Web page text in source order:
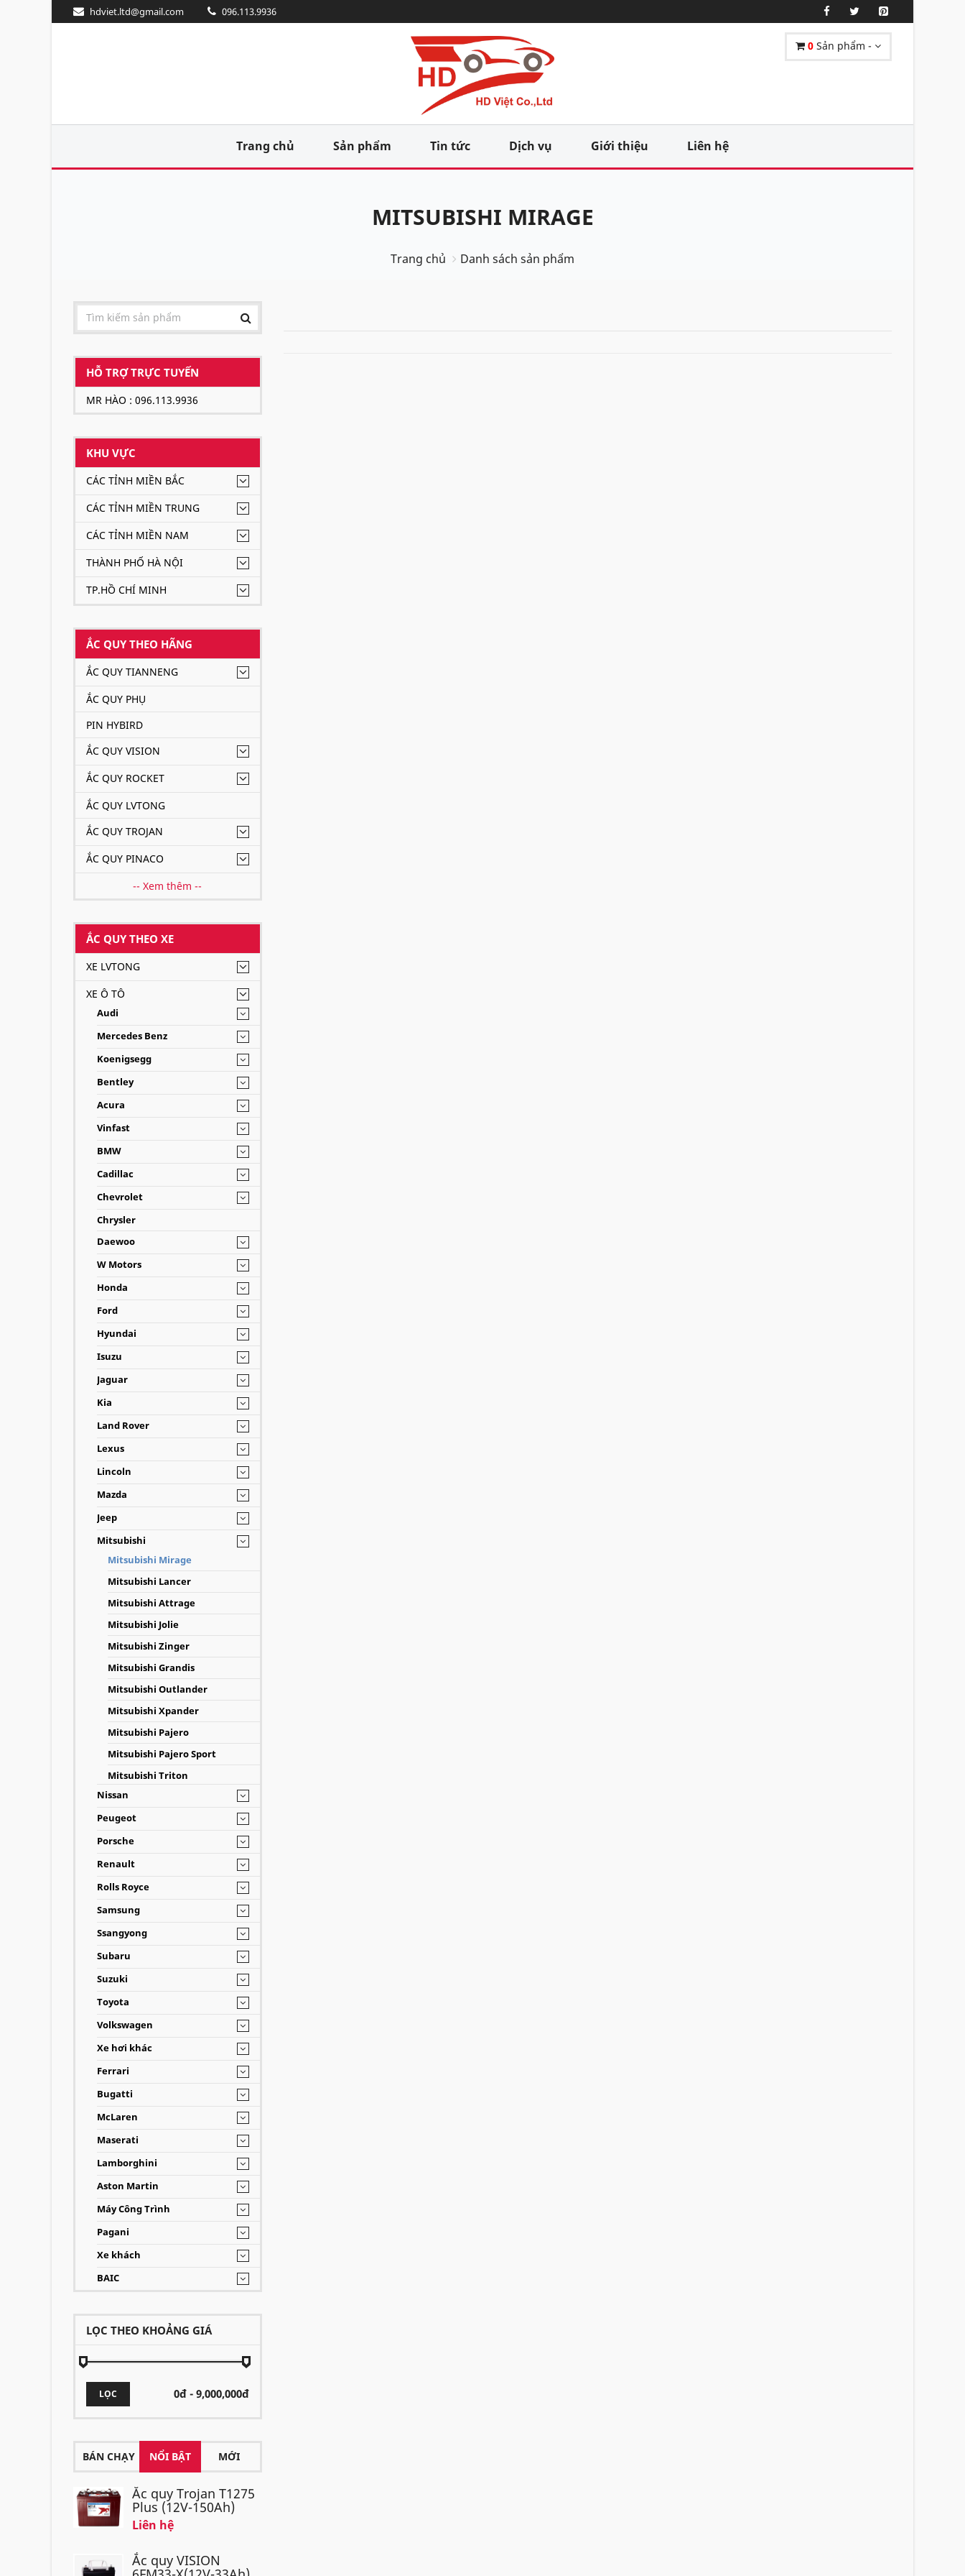
hdviet.ltd@gmail.com 096.113.9936
0 Sản phẩm -
Trang chủ Sản phẩm Tin tức Dịch vụ Giới thiệu Liên hệ
MITSUBISHI MIRAGE
Trang chủ Danh sách sản phẩm
HỖ TRỢ TRỰC TUYẾN
MR HÀO : 096.113.9936
KHU VỰC
CÁC TỈNH MIỀN BẮC
CÁC TỈNH MIỀN TRUNG
CÁC TỈNH MIỀN NAM
THÀNH PHỐ HÀ NỘI
TP.HỒ CHÍ MINH
ẮC QUY THEO HÃNG
ẮC QUY TIANNENG
ẮC QUY PHỤ
PIN HYBIRD
ẮC QUY VISION
ẮC QUY ROCKET
ẮC QUY LVTONG
ẮC QUY TROJAN
ẮC QUY PINACO
-- Xem thêm --
ẮC QUY THEO XE
XE LVTONG
XE Ô TÔ
Audi
Mercedes Benz
Koenigsegg
Bentley
Acura
Vinfast
BMW
Cadillac
Chevrolet
Chrysler
Daewoo
W Motors
Honda
Ford
Hyundai
Isuzu
Jaguar
Kia
Land Rover
Lexus
Lincoln
Mazda
Jeep
Mitsubishi
Mitsubishi Mirage
Mitsubishi Lancer
Mitsubishi Attrage
Mitsubishi Jolie
Mitsubishi Zinger
Mitsubishi Grandis
Mitsubishi Outlander
Mitsubishi Xpander
Mitsubishi Pajero
Mitsubishi Pajero Sport
Mitsubishi Triton
Nissan
Peugeot
Porsche
Renault
Rolls Royce
Samsung
Ssangyong
Subaru
Suzuki
Toyota
Volkswagen
Xe hơi khác
Ferrari
Bugatti
McLaren
Maserati
Lamborghini
Aston Martin
Máy Công Trình
Pagani
Xe khách
BAIC
LỌC THEO KHOẢNG GIÁ
LỌC
BÁN CHẠY NỔI BẬT MỚI
Ắc quy Trojan T1275
Plus (12V-150Ah)
Liên hệ
Ắc quy VISION